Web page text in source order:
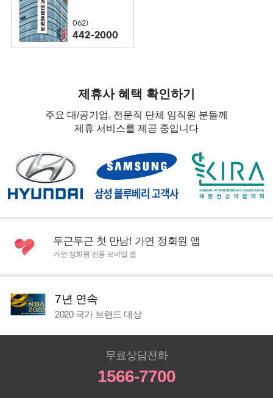
062)
442-2000
제휴사 혜택 확인하기
주요 대/공기업, 전문직 단체 임직원 분들께
제휴 서비스를 제공 중입니다
두근두근 첫 만남! 가연 정회원 앱
가연 정회원 전용 모바일 앱
7년 연속
2020 국가 브랜드 대상
무료상담전화
1566-7700